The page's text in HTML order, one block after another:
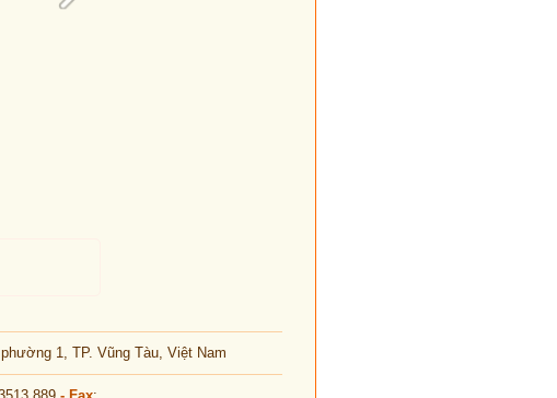
1, TP. Vũng Tàu, Việt Nam